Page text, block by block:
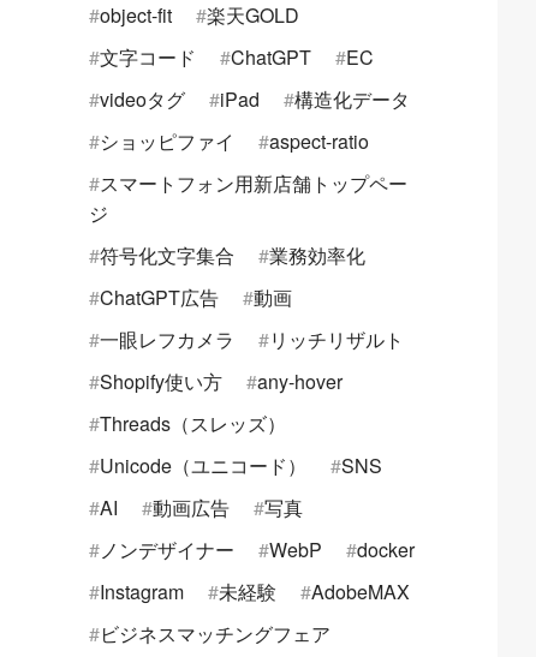
object-fit
楽天GOLD
文字コード
ChatGPT
EC
videoタグ
iPad
構造化データ
ショッピファイ
aspect-ratio
スマートフォン用新店舗トップペー
ジ
符号化文字集合
業務効率化
ChatGPT広告
動画
一眼レフカメラ
リッチリザルト
Shopify使い方
any-hover
Threads（スレッズ）
Unicode（ユニコード）
SNS
AI
動画広告
写真
ノンデザイナー
WebP
docker
Instagram
未経験
AdobeMAX
ビジネスマッチングフェア